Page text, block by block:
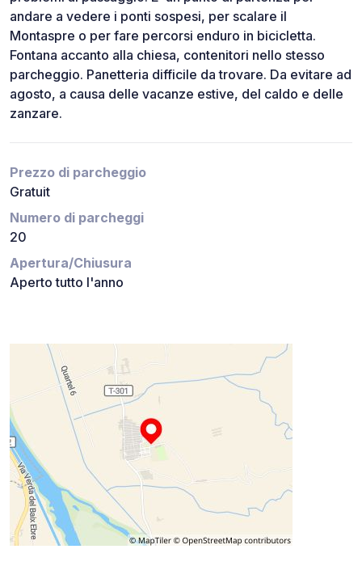
andare a vedere i ponti sospesi, per scalare il
Montaspre o per fare percorsi enduro in bicicletta.
Fontana accanto alla chiesa, contenitori nello stesso
parcheggio. Panetteria difficile da trovare. Da evitare ad
agosto, a causa delle vacanze estive, del caldo e delle
zanzare.
Prezzo di parcheggio
Gratuit
Numero di parcheggi
20
Apertura/Chiusura
Aperto tutto l'anno